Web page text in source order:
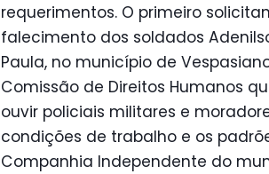
requerimentos. O primeiro
falecimento dos soldados
Paula, no município de
Comissão de Direitos Humanos
ouvir policiais militares e
condições de trabalho e os
Companhia Independente do